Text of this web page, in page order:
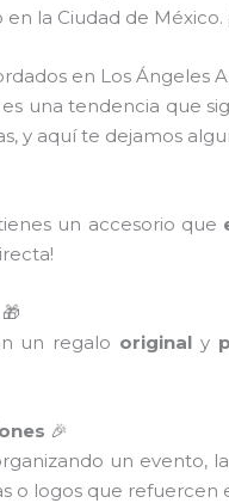
la Ciudad de México.
en Los Ángeles
una tendencia que
y aquí te dejamos
un accesorio que
🎁
un regalo original y
🎉
un evento,
o logos que refuercen